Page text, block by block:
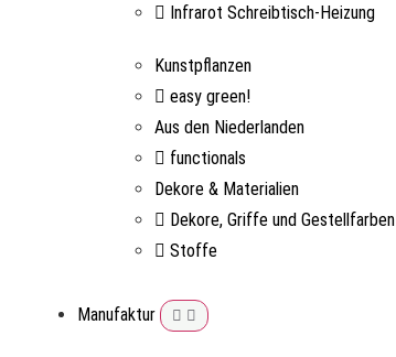
Infrarot Schreibtisch-Heizung
Kunstpflanzen
easy green!
Aus den Niederlanden
functionals
Dekore & Materialien
Dekore, Griffe und Gestellfarben
Stoffe
Manufaktur